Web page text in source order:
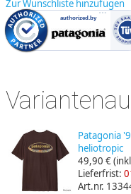
Zur Wunschliste hinzufügen
Patagonia
heliotropic
49,90 €
Lieferfrist:
Art.nr.